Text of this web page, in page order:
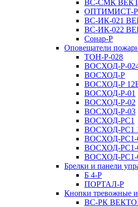
ВС-СМК
ОПТИМИСТ-Р
ВС-ИК-021
ВС-ИК-022
Сонар-Р
Оповещатели
ТОН-Р-028
ВОСХОД-Р-
ВОСХОД-Р
ВОСХОД-Р
ВОСХОД-Р-01
ВОСХОД-Р-02
ВОСХОД-Р-03
ВОСХОД-РС1
ВОСХОД-РС1
ВОСХОД-РС1-
ВОСХОД-РС1-
ВОСХОД-РС1-
Брелки и панели
Б 4-Р
ПОРТАЛ-Р
Кнопки тревожные
ВС-РК